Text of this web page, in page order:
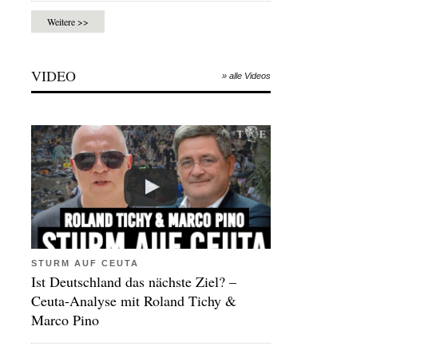
Weitere >>
VIDEO » alle Videos
STURM AUF CEUTA
Ist Deutschland das nächste Ziel? –
Ceuta-Analyse mit Roland Tichy &
Marco Pino